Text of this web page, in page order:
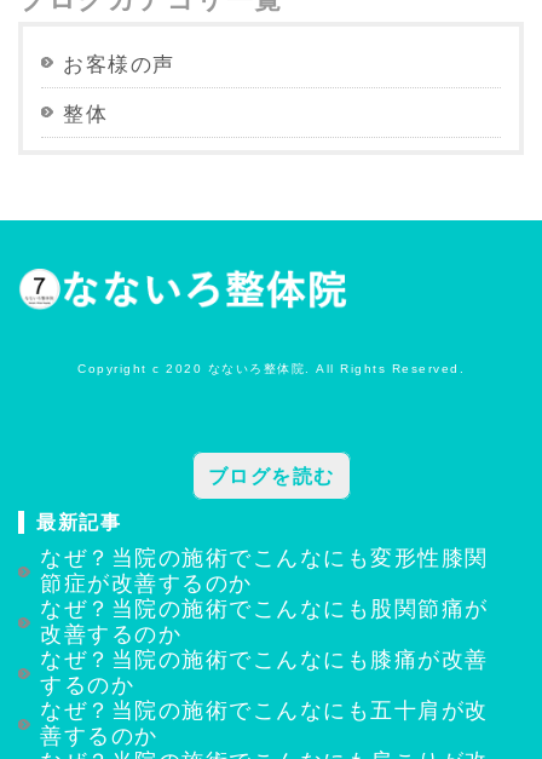
お客様の声
整体
Copyright c 2020 なないろ整体院. All Rights Reserved.
ブログを読む
最新記事
なぜ？当院の施術でこんなにも変形性膝関
節症が改善するのか
なぜ？当院の施術でこんなにも股関節痛が
改善するのか
なぜ？当院の施術でこんなにも膝痛が改善
するのか
なぜ？当院の施術でこんなにも五十肩が改
善するのか